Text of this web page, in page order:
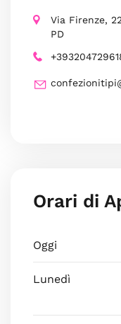
Via Firenze,
PD
Orari di
Oggi
Lunedì